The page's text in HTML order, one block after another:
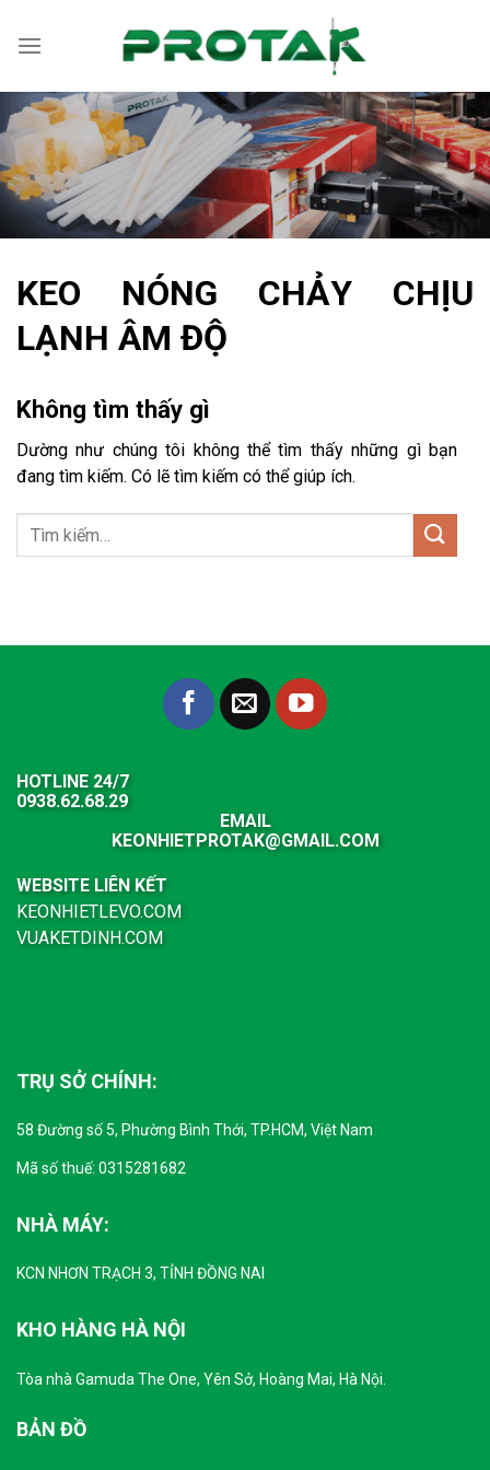
qua
dung
KEO NÓNG CHẢY CHỊU
LẠNH ÂM ĐỘ
Không tìm thấy gì
Dường như chúng tôi không thể tìm thấy những gì bạn
đang tìm kiếm. Có lẽ tìm kiếm có thể giúp ích.
HOTLINE 24/7
0938.62.68.29
EMAIL
KEONHIETPROTAK@GMAIL.COM
WEBSITE LIÊN KẾT
KEONHIETLEVO.COM
VUAKETDINH.COM
TRỤ SỞ CHÍNH:
58 Đường số 5, Phường Bình Thới, TP.HCM, Việt Nam
Mã số thuế: 0315281682
NHÀ MÁY:
KCN NHƠN TRẠCH 3, TỈNH ĐỒNG NAI
KHO HÀNG HÀ NỘI
Tòa nhà Gamuda The One, Yên Sở, Hoàng Mai, Hà Nội.
BẢN ĐỒ